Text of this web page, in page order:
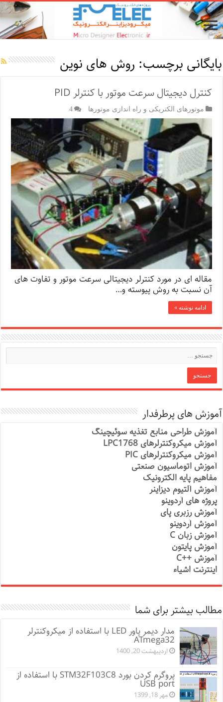
بایگانی برچسب: روش های نوین
کنترل دیجیتال سرعت موتور با کنترلر PID
موتورهای الکتریکی و راه اندازی موتورها 4
مقاله ای در مورد کنترلر دیجیتالی سرعت موتور و تفاوت های
آن نسبت به روش پیوسته و…
ادامه نوشته »
آموزش های پرطرفدار
آموزش طراحی منابع تغذیه سوئیچینگ
آموزش میکروکنترلرهای LPC1768
آموزش میکروکنترلرهای PIC
آموزش اتوماسیون صنعتی
مفاهیم پایه الکترونیک
آموزش آلتیوم دیزاینر
پروژه های آردوینو
آموزش رزبری پای
آموزش آردوینو
آموزش زبان C
آموزش پایتون
آموزش ++C
اینترنت اشیاء
مطالب بیشتر برای شما
مدار دیمر پاور LED با استفاده از میکروکنترلر
ATmega32
اردیبهشت 20, 1400
پروگرم کردن بورد STM32F103C8 با استفاده از
USB port
مهر 18, 1399